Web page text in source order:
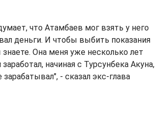
что Атамбаев мог взять у него
деньги. И чтобы выбить показания
Она меня уже несколько лет
начиная с Турсунбека Акуна,
- сказал экс-глава